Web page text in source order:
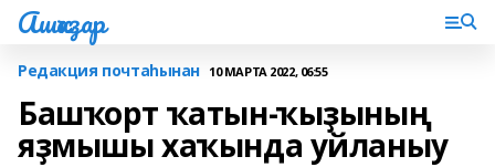
Ашҡаҙар
Редакция почтаһынан 10 МАРТА 2022, 06:55
Башҡорт ҡатын-ҡыҙының
яҙмышы хаҡында уйланыу